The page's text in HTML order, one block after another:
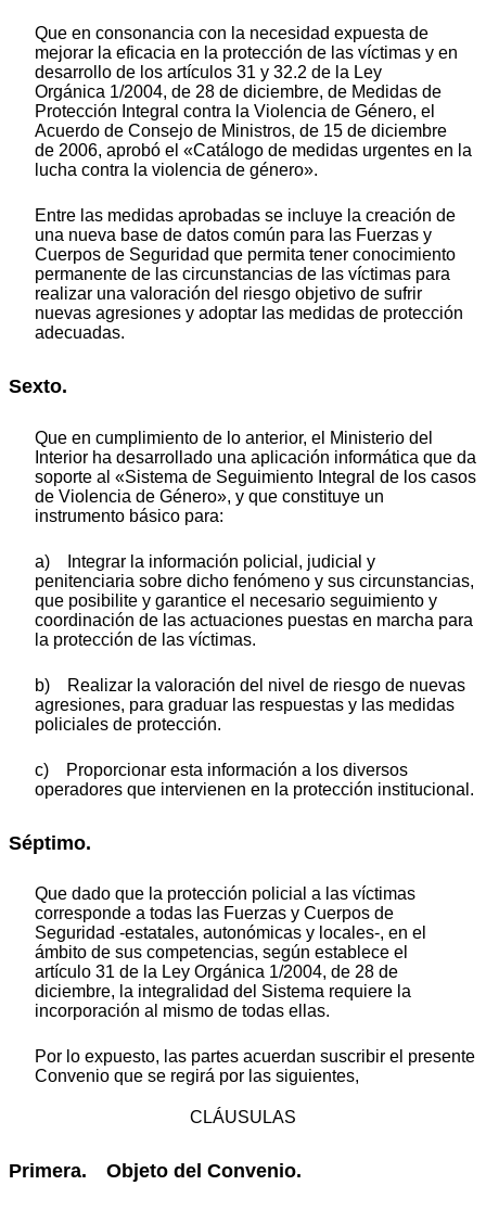
Que en consonancia con la necesidad expuesta de
mejorar la eficacia en la protección de las víctimas y en
desarrollo de los artículos 31 y 32.2 de la Ley
Orgánica 1/2004, de 28 de diciembre, de Medidas de
Protección Integral contra la Violencia de Género, el
Acuerdo de Consejo de Ministros, de 15 de diciembre
de 2006, aprobó el «Catálogo de medidas urgentes en la
lucha contra la violencia de género».
Entre las medidas aprobadas se incluye la creación de
una nueva base de datos común para las Fuerzas y
Cuerpos de Seguridad que permita tener conocimiento
permanente de las circunstancias de las víctimas para
realizar una valoración del riesgo objetivo de sufrir
nuevas agresiones y adoptar las medidas de protección
adecuadas.
Sexto.
Que en cumplimiento de lo anterior, el Ministerio del
Interior ha desarrollado una aplicación informática que da
soporte al «Sistema de Seguimiento Integral de los casos
de Violencia de Género», y que constituye un
instrumento básico para:
a) Integrar la información policial, judicial y
penitenciaria sobre dicho fenómeno y sus circunstancias,
que posibilite y garantice el necesario seguimiento y
coordinación de las actuaciones puestas en marcha para
la protección de las víctimas.
b) Realizar la valoración del nivel de riesgo de nuevas
agresiones, para graduar las respuestas y las medidas
policiales de protección.
c) Proporcionar esta información a los diversos
operadores que intervienen en la protección institucional.
Séptimo.
Que dado que la protección policial a las víctimas
corresponde a todas las Fuerzas y Cuerpos de
Seguridad -estatales, autonómicas y locales-, en el
ámbito de sus competencias, según establece el
artículo 31 de la Ley Orgánica 1/2004, de 28 de
diciembre, la integralidad del Sistema requiere la
incorporación al mismo de todas ellas.
Por lo expuesto, las partes acuerdan suscribir el presente
Convenio que se regirá por las siguientes,
CLÁUSULAS
Primera. Objeto del Convenio.